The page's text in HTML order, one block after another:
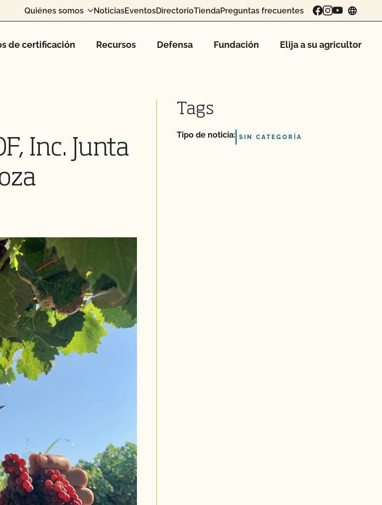
Quiénes somos NoticiasEventosDirectorioTiendaPreguntas frecuentes
de certificación Recursos Defensa Fundación Elija a su agricultor
Inc. Junta
Tags
Tipo de noticia: SIN CATEGORÍA